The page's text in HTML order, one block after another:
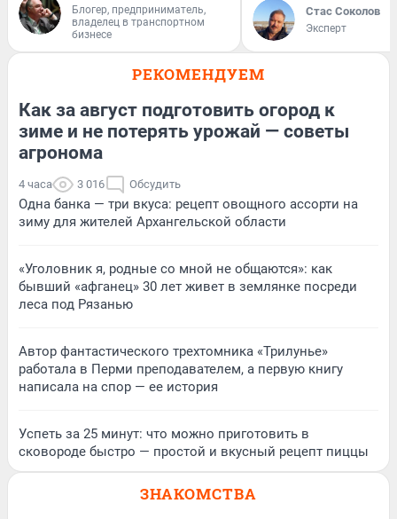
Блогер, предприниматель,
владелец в транспортном
бизнесе
Стас Соколов
Эксперт
РЕКОМЕНДУЕМ
Как за август подготовить огород к
зиме и не потерять урожай — советы
агронома
4 часа 3 016 Обсудить
Одна банка — три вкуса: рецепт овощного ассорти на
зиму для жителей Архангельской области
«Уголовник я, родные со мной не общаются»: как
бывший «афганец» 30 лет живет в землянке посреди
леса под Рязанью
Автор фантастического трехтомника «Трилунье»
работала в Перми преподавателем, а первую книгу
написала на спор — ее история
Успеть за 25 минут: что можно приготовить в
сковороде быстро — простой и вкусный рецепт пиццы
ЗНАКОМСТВА